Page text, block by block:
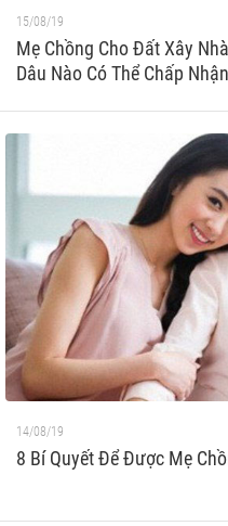
15/08/19
Mẹ Chồng Cho Đất Xây
Dâu Nào Có Thể Chấp Nhận
14/08/19
8 Bí Quyết Để Được Mẹ